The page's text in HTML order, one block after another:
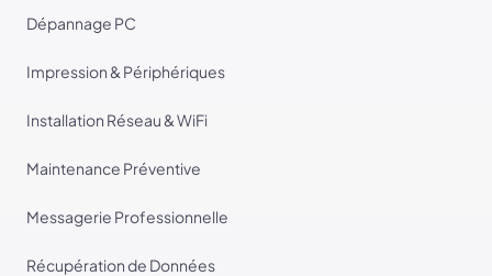
Dépannage PC
Impression & Périphériques
Installation Réseau & WiFi
Maintenance Préventive
Messagerie Professionnelle
Récupération de Données